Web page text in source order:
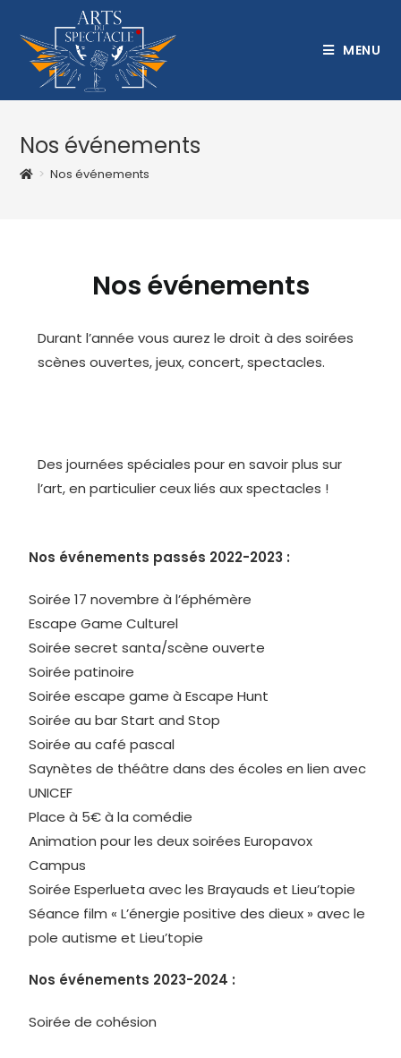
MENU
Nos événements
> Nos événements
Nos événements
Durant l’année vous aurez le droit à des soirées
scènes ouvertes, jeux, concert, spectacles.
Des journées spéciales pour en savoir plus sur
l’art, en particulier ceux liés aux spectacles !
Nos événements passés 2022-2023 :
Soirée 17 novembre à l’éphémère
Escape Game Culturel
Soirée secret santa/scène ouverte
Soirée patinoire
Soirée escape game à Escape Hunt
Soirée au bar Start and Stop
Soirée au café pascal
Saynètes de théâtre dans des écoles en lien avec
UNICEF
Place à 5€ à la comédie
Animation pour les deux soirées Europavox
Campus
Soirée Esperlueta avec les Brayauds et Lieu’topie
Séance film « L’énergie positive des dieux » avec le
pole autisme et Lieu’topie
Nos événements 2023-2024 :
Soirée de cohésion